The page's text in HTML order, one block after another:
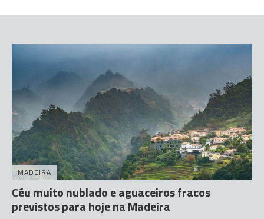
MADEIRA
Céu muito nublado e aguaceiros fracos
previstos para hoje na Madeira